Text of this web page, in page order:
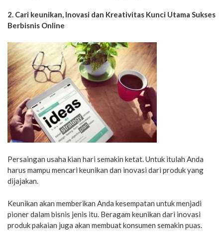
2. Cari keunikan, Inovasi dan Kreativitas Kunci Utama Sukses
Berbisnis Online
Persaingan usaha kian hari semakin ketat. Untuk itulah Anda
harus mampu mencari keunikan dan inovasi dari produk yang
dijajakan.
Keunikan akan memberikan Anda kesempatan untuk menjadi
pioner dalam bisnis jenis itu. Beragam keunikan dari inovasi
produk pakaian juga akan membuat konsumen semakin puas.